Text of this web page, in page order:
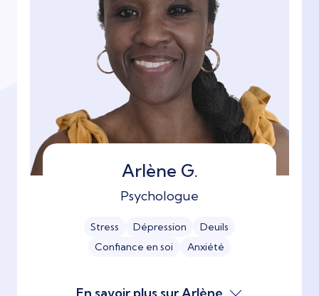
Arlène G.
Psychologue
Stress Dépression
Deuils
Confiance en soi
Anxiété